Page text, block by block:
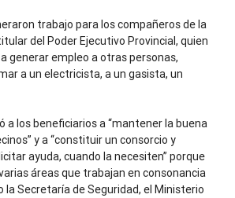
trabajo para los compañeros de la
del Poder Ejecutivo Provincial, quien
generar empleo a otras personas,
a un electricista, a un gasista, un
a los beneficiarios a “mantener la buena
y a “constituir un consorcio y
ayuda, cuando la necesiten” porque
áreas que trabajan en consonancia
la Secretaría de Seguridad, el Ministerio